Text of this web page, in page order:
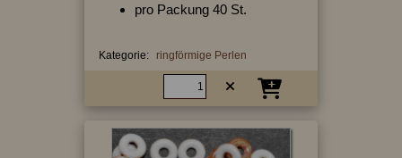
pro Packung 40 St.
Kategorie: ringförmige Perlen